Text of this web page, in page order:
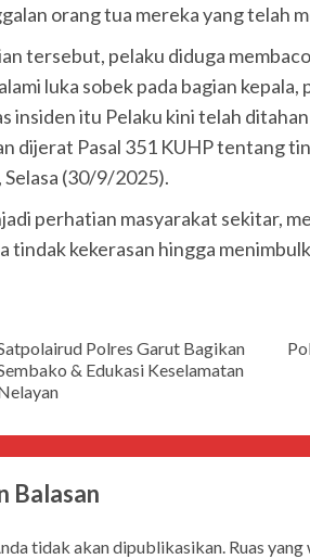
orang tua mereka yang telah
tersebut, pelaku diduga
luka sobek pada bagian
insiden itu Pelaku kini telah
dijerat Pasal 351 KUHP tentang
Selasa (30/9/2025).
perhatian masyarakat sekitar,
tindak kekerasan hingga
Polres Garut Bagikan
& Edukasi Keselamatan
Balasan
tidak akan dipublikasikan. Ruas